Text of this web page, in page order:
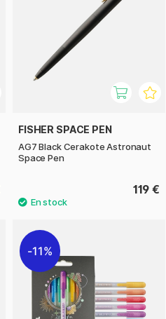
FISHER SPACE PEN
AG7 Black Cerakote Astronaut
Space Pen
119 €
11%